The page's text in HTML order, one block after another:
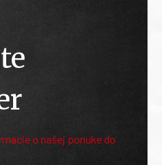
o našej ponuke do